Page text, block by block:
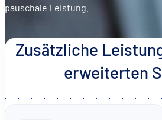
pauschale Leistung.
Zusätzliche
erweiterten